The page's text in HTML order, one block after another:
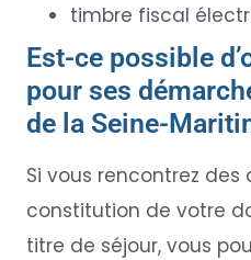
timbre fiscal
Est-ce possible
pour ses
de la Seine-
Si vous rencontrez
constitution de votre
titre de séjour, vous